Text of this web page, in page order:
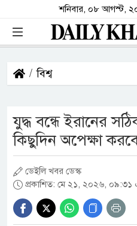
শনিবার, ০৮ আগস্ট,
বিশ্ব
যুদ্ধ বন্ধে ইরানের
কিছুদিন অপেক্ষা
ডেইলি খবর ডেস্ক
প্রকাশিত: মে ২১, ২০২৬, ০৯:৩১